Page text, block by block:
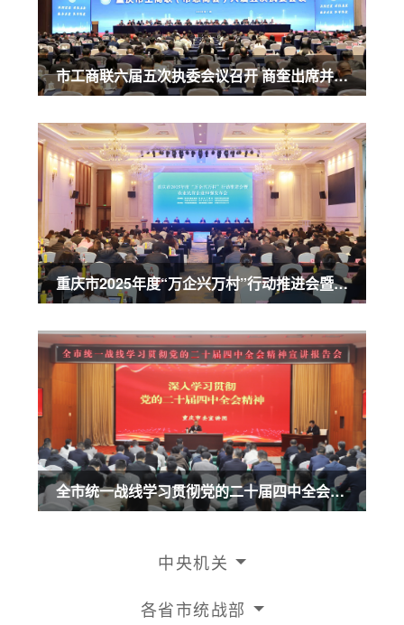
市工商联六届五次执委会议召开 商奎出席并讲话
重庆市2025年度“万企兴万村”行动推进会暨农业民营企业50强发布会召开 商奎出席并讲话
全市统一战线学习贯彻党的二十届四中全会精神宣讲报告会召开 商奎作宣讲报告
中央机关
各省市统战部